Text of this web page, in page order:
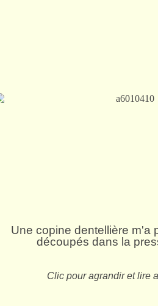
Une copine dentellière m'a
découpés dans la
Clic pour agrandir et lire